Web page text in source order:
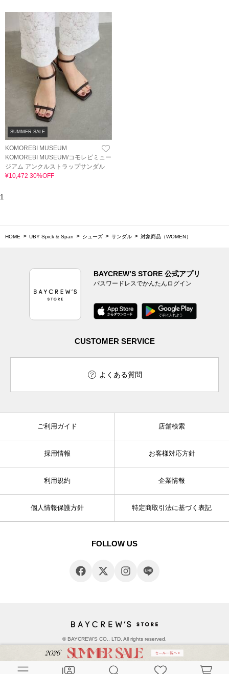
SUMMER SALE
KOMOREBI MUSEUM
KOMOREBI MUSEUM/コモレビミュー
ジアム アンクルストラップサンダル
¥10,472 30%OFF
1
HOME UBY Spick & Span シューズ サンダル 対象商品（WOMEN）
BAYCREW’S STORE 公式アプリ
パスワードレスでかんたんログイン
CUSTOMER SERVICE
よくある質問
ご利用ガイド 店舗検索
採用情報 お客様対応方針
利用規約 企業情報
個人情報保護方針 特定商取引法に基づく表記
FOLLOW US
© BAYCREW’S CO., LTD. All rights reserved.